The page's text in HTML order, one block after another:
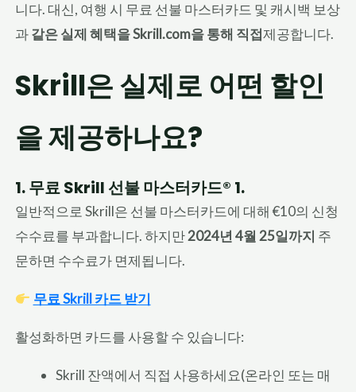
니다. 대신, 여행 시 무료 선불 마스터카드 및 캐시백 보상
과같은 실제 혜택을 Skrill.com을 통해 직접제공합니다.
Skrill은 실제로 어떤 할인
을 제공하나요?
1. 무료 Skrill 선불 마스터카드® 1.
일반적으로 Skrill은 선불 마스터카드에 대해 €10의 신청
수수료를 부과합니다. 하지만2024년 4월 25일까지 주
문하면 수수료가 면제됩니다.
무료 Skrill 카드 받기
활성화하면 카드를 사용할 수 있습니다:
Skrill 잔액에서 직접 사용하세요(온라인 또는 매